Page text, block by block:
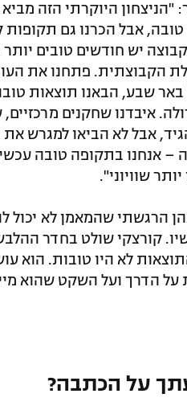
"הניצחון היוקרתי הזה
טובה, אבל הכרנו גם
יש חודשים טובים
הקבוצתית. פתחנו את
שבע, הבאנו תוצאות
איבדנו שחקנים מרכזיים,
אבל לא הביאו למגרש
– אנחנו בתקופה טובה
שוויוני".
הרגשתי שהמאמן לא יכול
קורצקי שולט בחדר
לא היו טובות. הוא
על הדרך ועל השקט שהוא
על הכתבה?